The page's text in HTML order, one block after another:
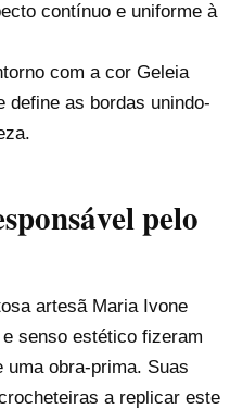
contínuo e uniforme à
com a cor Geleia
define as bordas unindo-
pelo
artesã Maria Ivone
senso estético fizeram
uma obra-prima. Suas
a replicar este